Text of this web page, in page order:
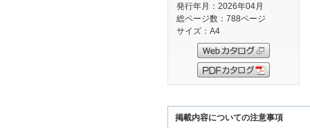
発行年月：2026年04月
総ページ数：788ページ
サイズ：A4
掲載内容についての注意事項